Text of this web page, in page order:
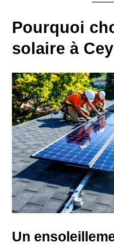
Pourquoi
solaire à
Un